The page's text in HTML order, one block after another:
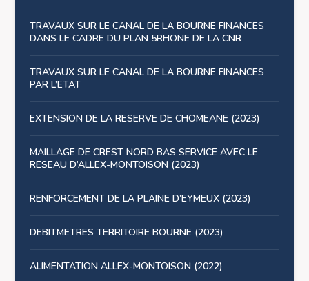
TRAVAUX SUR LE CANAL DE LA BOURNE FINANCES
DANS LE CADRE DU PLAN 5RHONE DE LA CNR
TRAVAUX SUR LE CANAL DE LA BOURNE FINANCES
PAR L’ETAT
EXTENSION DE LA RESERVE DE CHOMEANE (2023)
MAILLAGE DE CREST NORD BAS SERVICE AVEC LE
RESEAU D’ALLEX-MONTOISON (2023)
RENFORCEMENT DE LA PLAINE D’EYMEUX (2023)
DEBITMETRES TERRITOIRE BOURNE (2023)
ALIMENTATION ALLEX-MONTOISON (2022)